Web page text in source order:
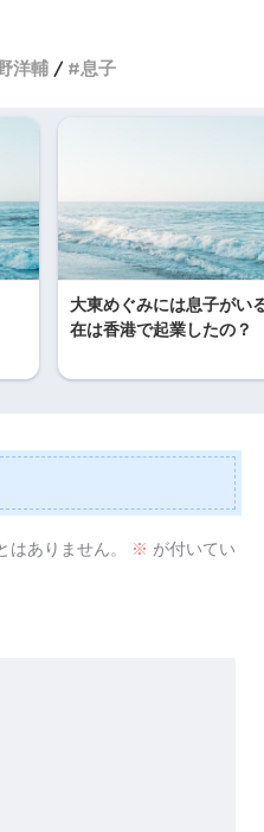
洋輔 息子
大東めぐみには息子がい
在は香港で起業したの？
はありません。 ※ が付いてい